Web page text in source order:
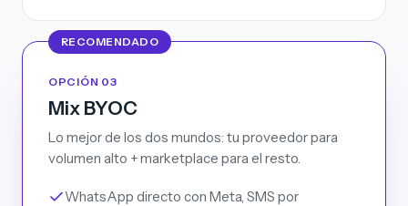
RECOMENDADO
OPCIÓN 03
Mix BYOC
Lo mejor de los dos mundos: tu proveedor para
volumen alto + marketplace para el resto.
WhatsApp directo con Meta, SMS por